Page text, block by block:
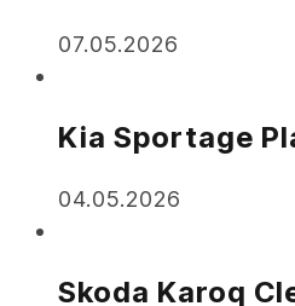
07.05.2026
Kia Sportage
04.05.2026
Skoda Karoq